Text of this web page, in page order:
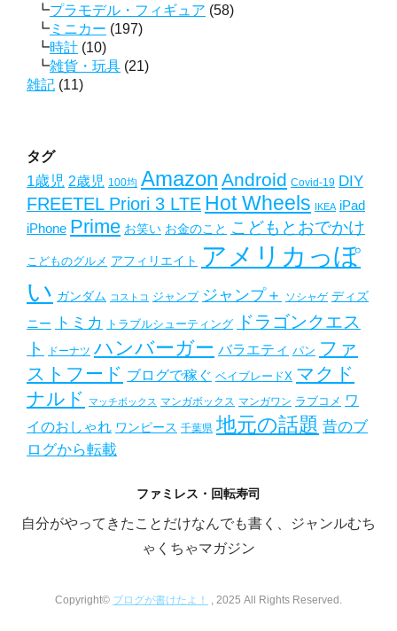
プラモデル・フィギュア (58)
ミニカー (197)
時計 (10)
雑貨・玩具 (21)
雑記 (11)
タグ
1歳児 2歳児 100均 Amazon Android Covid-19 DIY
FREETEL Priori 3 LTE Hot Wheels IKEA iPad
iPhone Prime お笑い お金のこと こどもとおでかけ
こどものグルメ アフィリエイト
アメリカっぽ
い ガンダム コストコ ジャンプ ジャンプ＋ ソシャゲ ディズ
ニー
トミカ トラブルシューティング
ドラゴンクエス
ト
ドーナツ ハンバーガー バラエティ パン ファ
ストフード ブログで稼ぐ ベイブレードX マクド
ナルド マッチボックス マンガボックス マンガワン ラブコメ ワ
イのおしゃれ ワンピース 千葉県 地元の話題 昔のブ
ログから転載
ファミレス・回転寿司
自分がやってきたことだけなんでも書く、ジャンルむち
ゃくちゃマガジン
Copyright© ブログが書けたよ！ , 2025 All Rights Reserved.